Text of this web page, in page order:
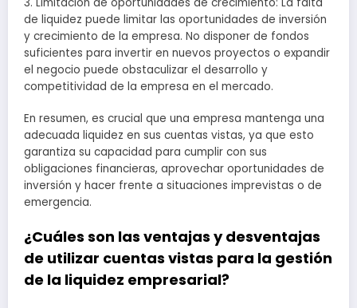
de liquidez puede limitar las oportunidades de inversión
y crecimiento de la empresa. No disponer de fondos
suficientes para invertir en nuevos proyectos o expandir
el negocio puede obstaculizar el desarrollo y
competitividad de la empresa en el mercado.
En resumen, es crucial que una empresa mantenga una
adecuada liquidez en sus cuentas vistas, ya que esto
garantiza su capacidad para cumplir con sus
obligaciones financieras, aprovechar oportunidades de
inversión y hacer frente a situaciones imprevistas o de
emergencia.
¿Cuáles son las ventajas y desventajas
de utilizar cuentas vistas para la gestión
de la liquidez empresarial?